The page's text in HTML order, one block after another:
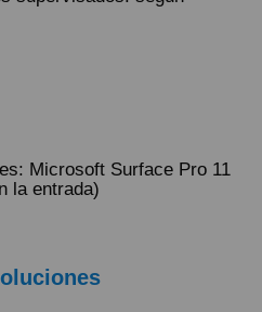
Microsoft Surface Pro 11
la entrada)